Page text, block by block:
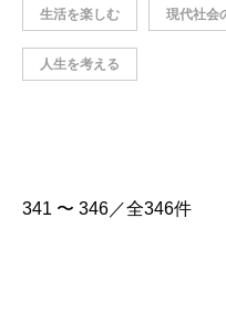
生活を楽しむ 現代社会
人生を考える
341 〜 346／全346件